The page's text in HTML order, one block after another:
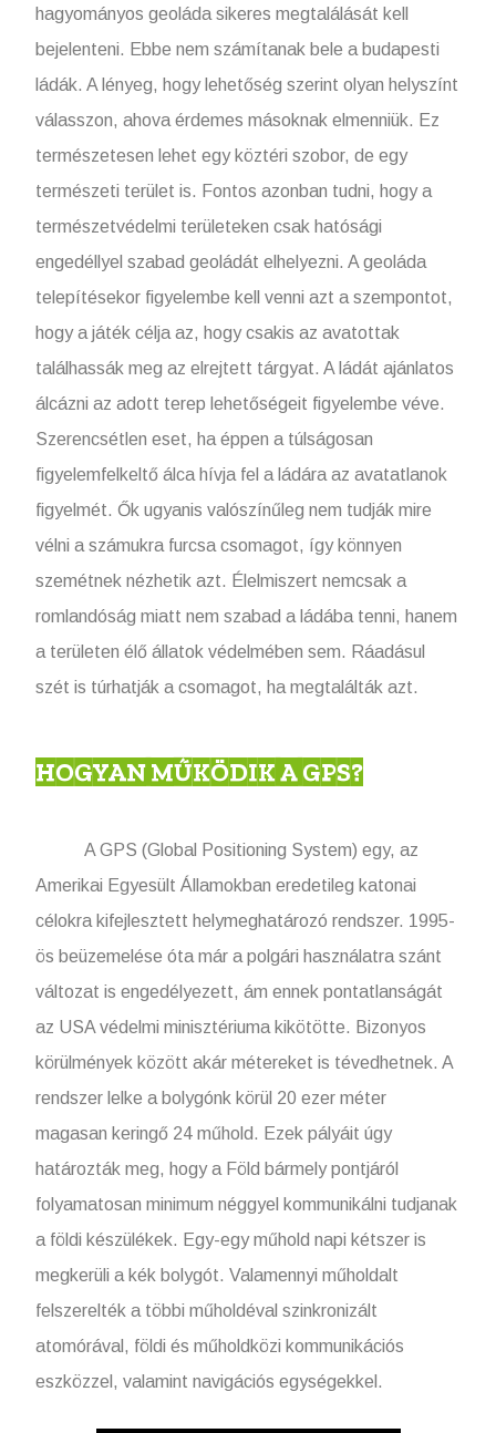
hagyományos geoláda sikeres megtalálását kell
bejelenteni. Ebbe nem számítanak bele a budapesti
ládák. A lényeg, hogy lehetőség szerint olyan helyszínt
válasszon, ahova érdemes másoknak elmenniük. Ez
természetesen lehet egy köztéri szobor, de egy
természeti terület is. Fontos azonban tudni, hogy a
természetvédelmi területeken csak hatósági
engedéllyel szabad geoládát elhelyezni. A geoláda
telepítésekor figyelembe kell venni azt a szempontot,
hogy a játék célja az, hogy csakis az avatottak
találhassák meg az elrejtett tárgyat. A ládát ajánlatos
álcázni az adott terep lehetőségeit figyelembe véve.
Szerencsétlen eset, ha éppen a túlságosan
figyelemfelkeltő álca hívja fel a ládára az avatatlanok
figyelmét. Ők ugyanis valószínűleg nem tudják mire
vélni a számukra furcsa csomagot, így könnyen
szemétnek nézhetik azt. Élelmiszert nemcsak a
romlandóság miatt nem szabad a ládába tenni, hanem
a területen élő állatok védelmében sem. Ráadásul
szét is túrhatják a csomagot, ha megtalálták azt.
HOGYAN MŰKÖDIK A GPS?
A GPS (Global Positioning System) egy, az
Amerikai Egyesült Államokban eredetileg katonai
célokra kifejlesztett helymeghatározó rendszer. 1995-
ös beüzemelése óta már a polgári használatra szánt
változat is engedélyezett, ám ennek pontatlanságát
az USA védelmi minisztériuma kikötötte. Bizonyos
körülmények között akár métereket is tévedhetnek. A
rendszer lelke a bolygónk körül 20 ezer méter
magasan keringő 24 műhold. Ezek pályáit úgy
határozták meg, hogy a Föld bármely pontjáról
folyamatosan minimum néggyel kommunikálni tudjanak
a földi készülékek. Egy-egy műhold napi kétszer is
megkerüli a kék bolygót. Valamennyi műholdalt
felszerelték a többi műholdéval szinkronizált
atomórával, földi és műholdközi kommunikációs
eszközzel, valamint navigációs egységekkel.